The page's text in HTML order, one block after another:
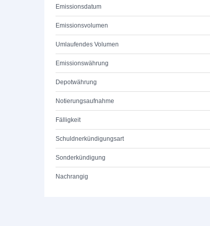
Emissionsdatum
Emissionsvolumen
Umlaufendes Volumen
Emissionswährung
Depotwährung
Notierungsaufnahme
Fälligkeit
Schuldnerkündigungsart
Sonderkündigung
Nachrangig